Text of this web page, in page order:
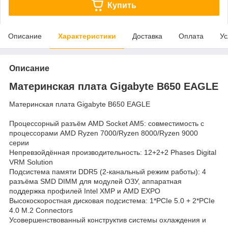
Купить
Описание Характеристики Доставка Оплата
Описание
Материнская плата Gigabyte B650 EAGLE
Материнская плата Gigabyte B650 EAGLE
Процессорный разъём AMD Socket AM5: совместимость с
процессорами AMD Ryzen 7000/Ryzen 8000/Ryzen 9000
серии
Непревзойдённая производительность: 12+2+2 Phases Digital
VRM Solution
Подсистема памяти DDR5 (2-канальный режим работы): 4
разъёма SMD DIMM для модулей ОЗУ, аппаратная
поддержка профилей Intel XMP и AMD EXPO
Высокоскоростная дисковая подсистема: 1*PCIe 5.0 + 2*PCIe
4.0 M.2 Connectors
Усовершенствованный конструктив системы охлаждения и